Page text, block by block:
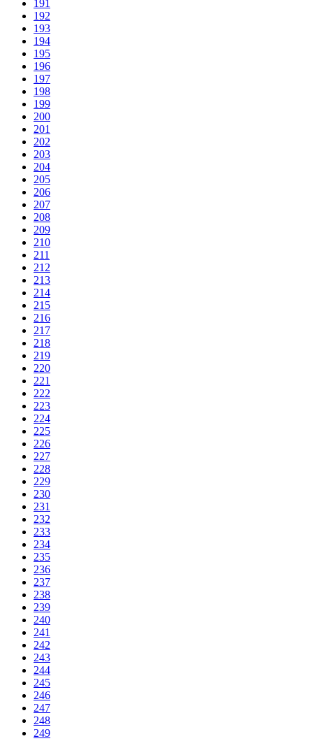
191
192
193
194
195
196
197
198
199
200
201
202
203
204
205
206
207
208
209
210
211
212
213
214
215
216
217
218
219
220
221
222
223
224
225
226
227
228
229
230
231
232
233
234
235
236
237
238
239
240
241
242
243
244
245
246
247
248
249